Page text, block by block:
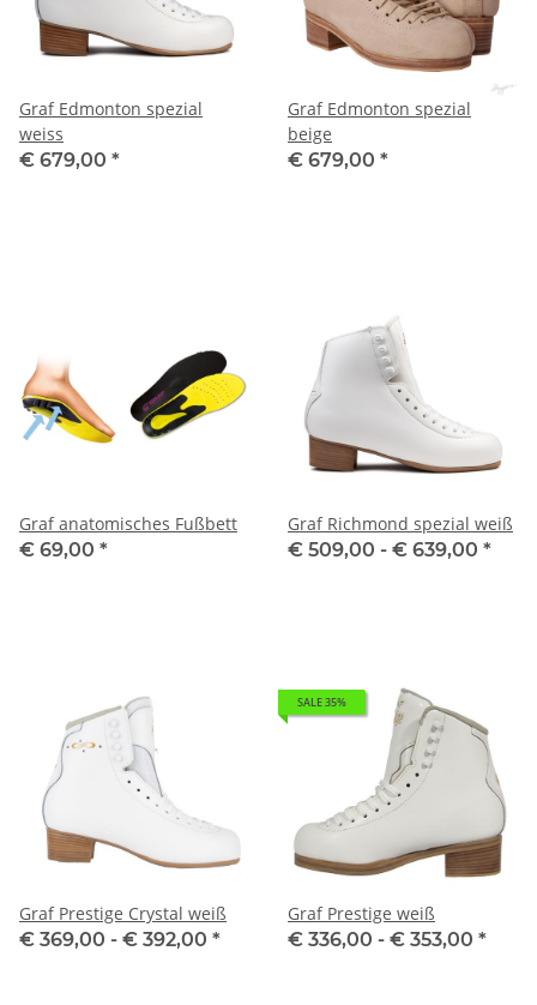
Graf Edmonton spezial
weiss
€ 679,00 *
Graf Edmonton spezial
beige
€ 679,00 *
Graf anatomisches Fußbett
€ 69,00 *
Graf Richmond spezial weiß
€ 509,00 - € 639,00 *
Graf Prestige Crystal weiß
€ 369,00 - € 392,00 *
SALE 35%
Graf Prestige weiß
€ 336,00 - € 353,00 *